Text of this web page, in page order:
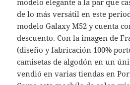
de lo más versátil en este
modelo Galaxy M52 y cuenta
descuento. Con la imagen de
(diseño y fabricación 100%
camisetas de algodón en un
vendió en varias tiendas en